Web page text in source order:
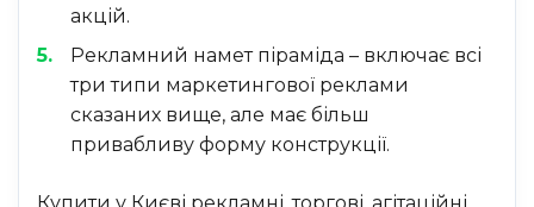
акцій.
Рекламний намет піраміда – включає всі
три типи маркетингової реклами
сказаних вище, але має більш
привабливу форму конструкції.